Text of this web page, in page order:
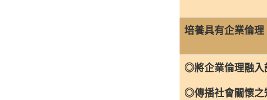
培養具有企業倫
◎將企業倫理融入
◎傳播社會關懷之